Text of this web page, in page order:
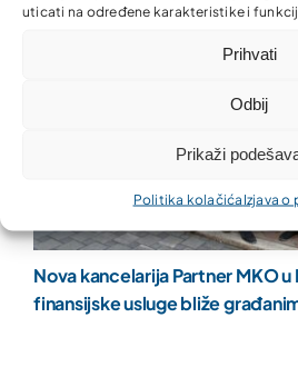
uticati na određene karakteristike i
Prihvati
Odbij
Prikaži
Politika kolačića Izjava o
Nova kancelarija Partner MKO u
finansijske usluge bliže